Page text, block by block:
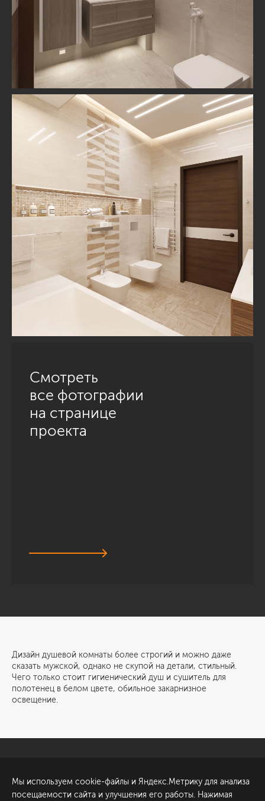
Смотреть
все фотографии
на странице
проекта
Дизайн душевой комнаты более строгий и можно даже
сказать мужской, однако не скупой на детали, стильный.
Чего только стоит гигиенический душ и сушитель для
полотенец в белом цвете, обильное закарнизное
освещение.
Обсудить проект
ул. Академика Павлова, 6
Мы используем cookie-файлы и Яндекс.Метрику для анализа
посещаемости сайта и улучшения его работы. Нажимая